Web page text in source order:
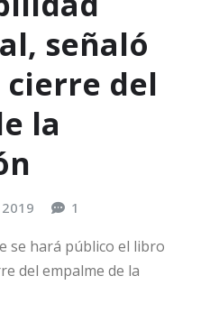
señaló
cierre del
la
1
se hará público el libro
del empalme de la